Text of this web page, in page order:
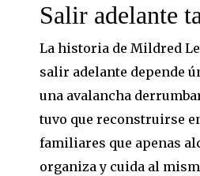
Salir adelante
La historia de Mildred
salir adelante depende
una avalancha
tuvo que reconstruirse
familiares que apenas
organiza y cuida al